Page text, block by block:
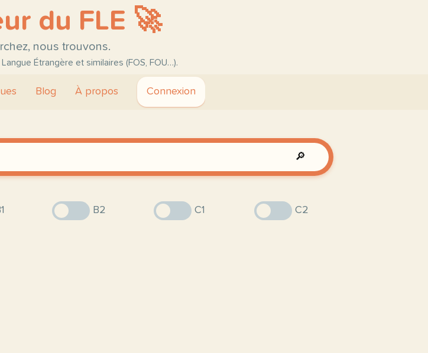
du FLE 🚀
nous trouvons.
Étrangère et similaires (FOS, FOU…).
Blog À propos Connexion
🔎
B2 C1 C2